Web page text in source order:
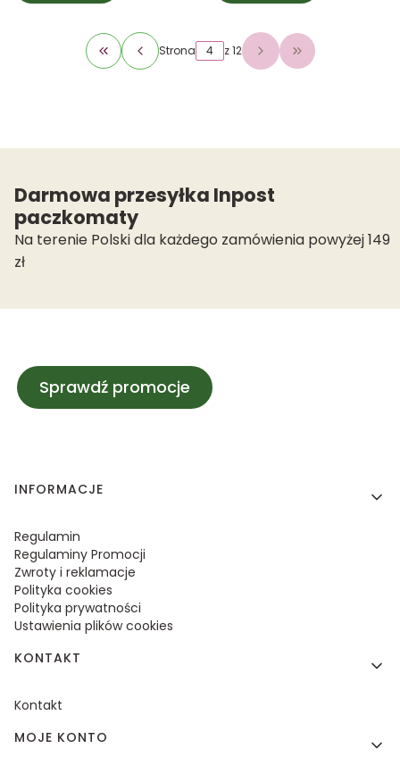
Wróć do pierwszej strony z produktami
Strona z 12 Przejdź do
Darmowa przesyłka Inpost
paczkomaty
Na terenie Polski dla każdego zamówienia powyżej 149
zł
Sprawdź promocje
Linki w stopce
INFORMACJE
Regulamin
Regulaminy Promocji
Zwroty i reklamacje
Polityka cookies
Polityka prywatności
Ustawienia plików cookies
KONTAKT
Kontakt
MOJE KONTO